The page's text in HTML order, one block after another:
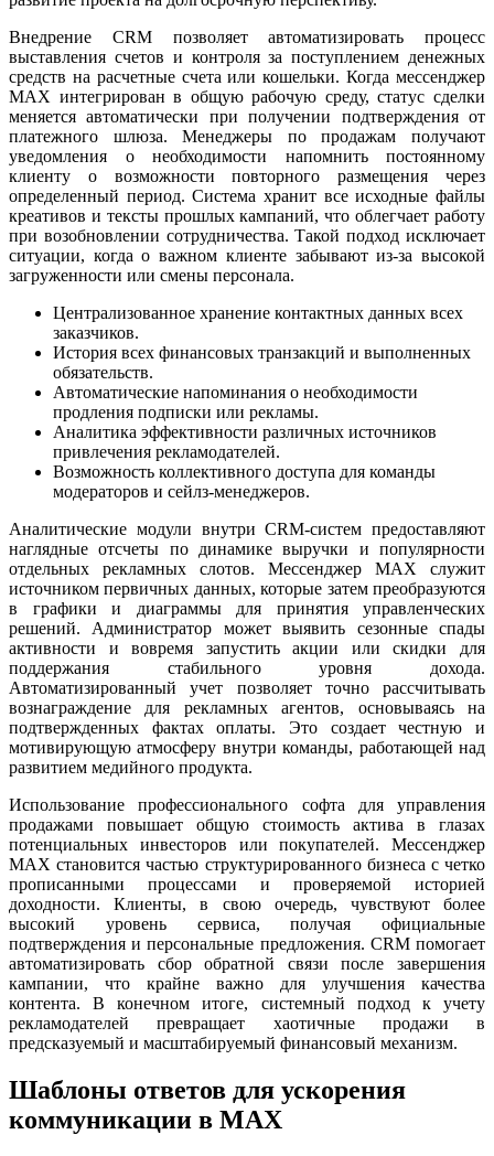
Внедрение CRM позволяет автоматизировать процесс
выставления счетов и контроля за поступлением денежных
средств на расчетные счета или кошельки. Когда мессенджер
MAX интегрирован в общую рабочую среду, статус сделки
меняется автоматически при получении подтверждения от
платежного шлюза. Менеджеры по продажам получают
уведомления о необходимости напомнить постоянному
клиенту о возможности повторного размещения через
определенный период. Система хранит все исходные файлы
креативов и тексты прошлых кампаний, что облегчает работу
при возобновлении сотрудничества. Такой подход исключает
ситуации, когда о важном клиенте забывают из-за высокой
загруженности или смены персонала.
Централизованное хранение контактных данных всех
заказчиков.
История всех финансовых транзакций и выполненных
обязательств.
Автоматические напоминания о необходимости
продления подписки или рекламы.
Аналитика эффективности различных источников
привлечения рекламодателей.
Возможность коллективного доступа для команды
модераторов и сейлз-менеджеров.
Аналитические модули внутри CRM-систем предоставляют
наглядные отсчеты по динамике выручки и популярности
отдельных рекламных слотов. Мессенджер MAX служит
источником первичных данных, которые затем преобразуются
в графики и диаграммы для принятия управленческих
решений. Администратор может выявить сезонные спады
активности и вовремя запустить акции или скидки для
поддержания стабильного уровня дохода.
Автоматизированный учет позволяет точно рассчитывать
вознаграждение для рекламных агентов, основываясь на
подтвержденных фактах оплаты. Это создает честную и
мотивирующую атмосферу внутри команды, работающей над
развитием медийного продукта.
Использование профессионального софта для управления
продажами повышает общую стоимость актива в глазах
потенциальных инвесторов или покупателей. Мессенджер
MAX становится частью структурированного бизнеса с четко
прописанными процессами и проверяемой историей
доходности. Клиенты, в свою очередь, чувствуют более
высокий уровень сервиса, получая официальные
подтверждения и персональные предложения. CRM помогает
автоматизировать сбор обратной связи после завершения
кампании, что крайне важно для улучшения качества
контента. В конечном итоге, системный подход к учету
рекламодателей превращает хаотичные продажи в
предсказуемый и масштабируемый финансовый механизм.
Шаблоны ответов для ускорения
коммуникации в MAX